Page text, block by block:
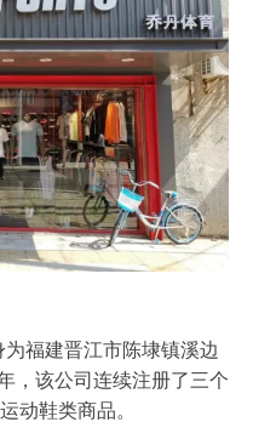
福建晋江市陈埭镇溪边
，该公司连续注册了三个
动鞋类商品。